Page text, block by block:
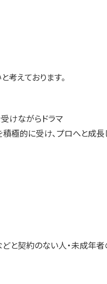
考えております。
けながらドラマ
積極的に受け、プロへと成長
どと契約のない人・未成年